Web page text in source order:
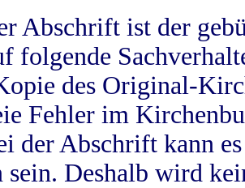
Abschrift ist der
folgende
des Original-
Fehler im
der Abschrift kann
sein. Deshalb wird